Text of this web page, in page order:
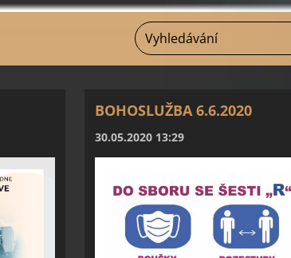
BOHOSLUŽBA 6.6.2020
30.05.2020 13:29